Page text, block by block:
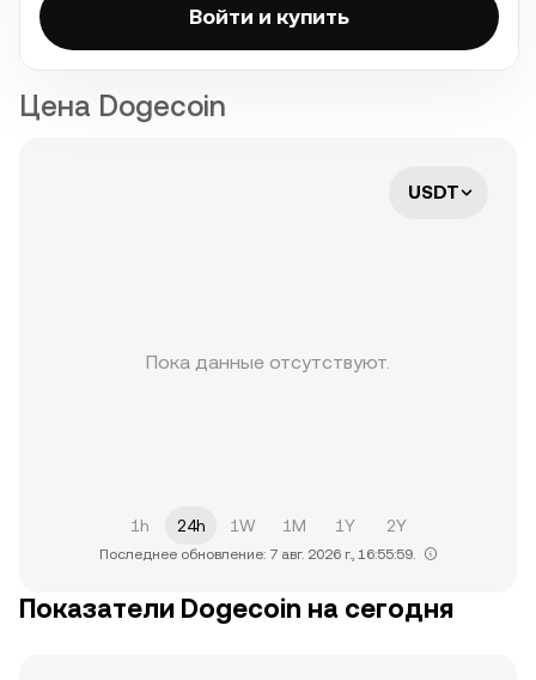
Войти и купить
Цена Dogecoin
USDT
Пока данные отсутствуют.
1h 24h 1W 1M 1Y 2Y
Последнее обновление: 7 авг. 2026 г., 16:55:59.
Показатели Dogecoin на сегодня